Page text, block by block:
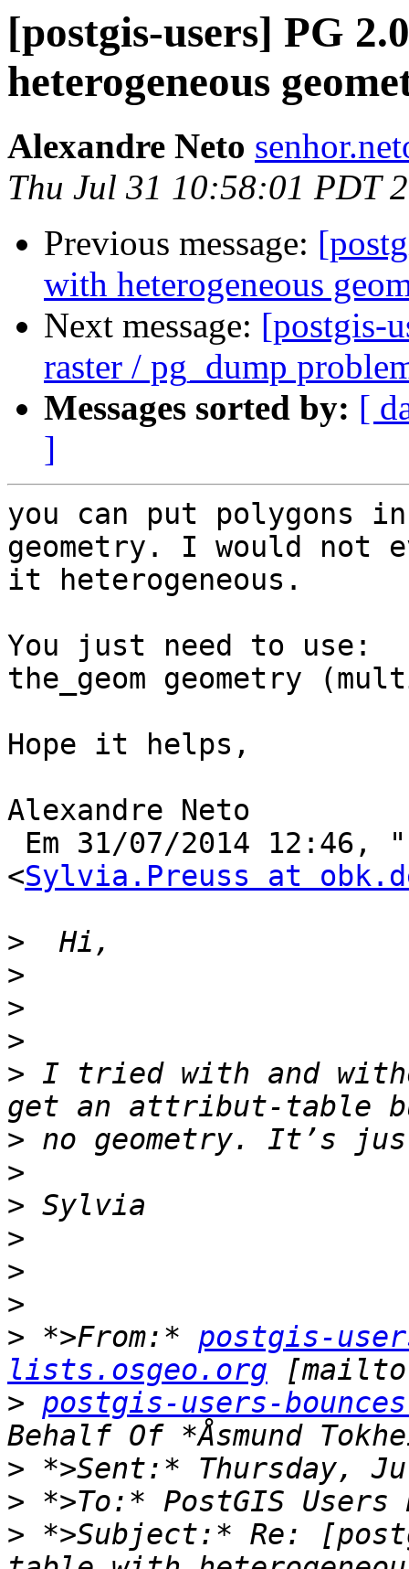
[postgis-users] PG
heterogeneous
Alexandre Neto
Thu Jul 31 10:58:01 PDT
Previous message:
with heterogeneous
Next message: [postgis-
raster / pg_dump
Messages sorted by: [
]
you can put polygons
geometry. I would not
it heterogeneous.
You just need to use:
the_geom geometry
Hope it helps,
Alexandre Neto
<Sylvia.Preuss at
>
>
>
>
> I tried with and
>
>
>
>
>
>
> *>From:* postgis-
lists.osgeo.org
> postgis-users-
>
>
> *>Subject:* Re: